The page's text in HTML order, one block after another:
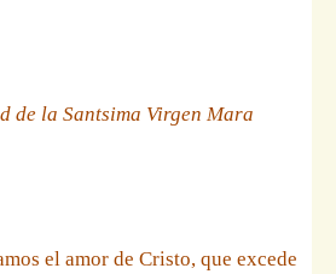
de la Santsima Virgen Mara
el amor de Cristo, que excede